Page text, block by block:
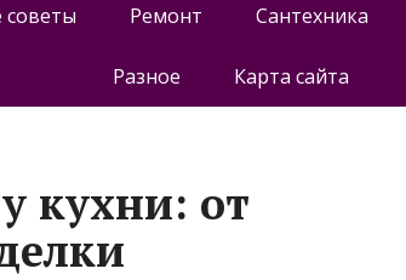
советы Ремонт Сантехника
Разное Карта сайта
кухни: от